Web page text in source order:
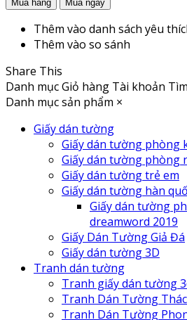
Thêm vào danh sách yêu
Thêm vào so sánh
Share This
Danh mụcGiỏ hàng Tài khoản
Danh mục sản phẩm ×
Giấy dán tường
Giấy dán tường phòng
Giấy dán tường phòng
Giấy dán tường trẻ em
Giấy dán tường hàn
Giấy dán tường
dreamword 2019
Giấy Dán Tường Giả Đá
Giấy dán tường 3D
Tranh dán tường
Tranh giấy dán tường
Tranh Dán Tường
Tranh Dán Tường